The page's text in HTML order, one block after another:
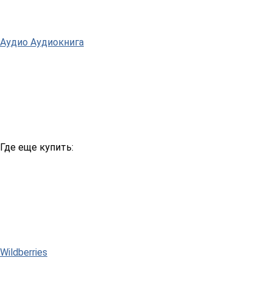
Аудио Аудиокнига
Где еще купить:
Wildberries